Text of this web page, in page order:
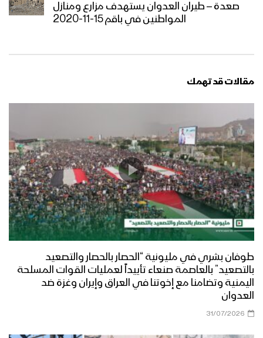
صعدة – طيران العدوان يستهدف مزارع ومنازل
المواطنين في باقم 15-11-2020
مقالات قد تهمك
طوفان بشري في مليونية “الحصار بالحصار والتصعيد
بالتصعيد” بالعاصمة صنعاء تأييداً لعمليات القوات المسلحة
اليمنية وتضامنا مع إخوتنا في العراق وإيران وغزة ضد
العدوان
31/07/2026